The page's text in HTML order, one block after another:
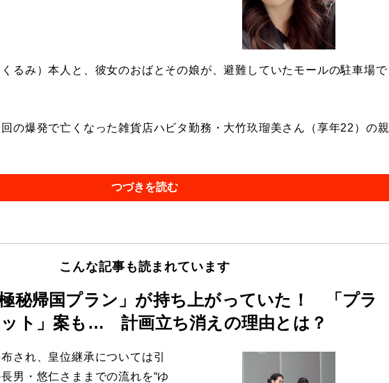
くるみ）本人と、彼女のおばとその娘が、避難していたモールの駐車場で
の爆発で亡くなった雑貨店ハビタ勤務・大竹玖瑠美さん（享年22）の親
つづきを読む
こんな記事も読まれています
秘帰国プラン」が持ち上がっていた！ 「プラ
ト」案も… 計画立ち消えの理由とは？
され、皇位継承については引
男・悠仁さままでの流れを“ゆ